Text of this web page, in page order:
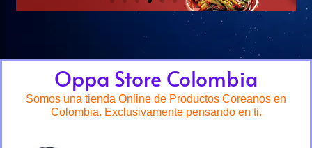
Oppa Store Colombia
Somos una tienda Online de Productos Coreanos en
Colombia. Exclusivamente pensando en ti.